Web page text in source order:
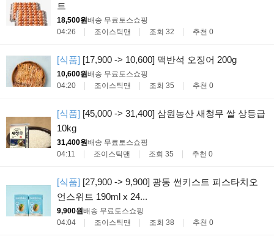
트
18,500원배송 무료토스쇼핑
04:26
조이스틱맨 조회 32 추천 0
[식품] [17,900 -> 10,600] 맥반석 오징어 200g
10,600원배송 무료토스쇼핑
04:20
조이스틱맨 조회 35 추천 0
[식품] [45,000 -> 31,400] 삼원농산 새청무 쌀 상등급
10kg
31,400원배송 무료토스쇼핑
04:11
조이스틱맨 조회 35 추천 0
[식품] [27,900 -> 9,900] 광동 썬키스트 피스타치오
언스위트 190ml x 24...
9,900원배송 무료토스쇼핑
04:04
조이스틱맨 조회 38 추천 0